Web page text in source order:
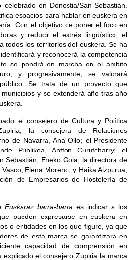
en Donostia/San Sebastián.
espacios para hablar en euskera en
Con el objetivo de poner el foco en
y reducir el estrés lingüístico, el
todos los territorios del euskera. Se ha
y reconocerá la competencia
se pondrá en marcha en el ámbito
y progresivamente, se valorará
Se trata de un proyecto que
y se extenderá año tras año
el consejero de Cultura y Política
la consejera de Relaciones
de Navarra, Ana Ollo; el Presidente
Publikoa, Antton Curutcharry; el
Sebastián, Eneko Goia; la directora de
Elena Moreno; y Haika Aizpurua,
de Empresarios de Hostelería de
Euskaraz barra-barra es indicar a los
pueden expresarse en euskera en
o entidades en los que figure, ya que
de esta marca se garantizará en
capacidad de comprensión en
explicado el consejero Zupiria la marca